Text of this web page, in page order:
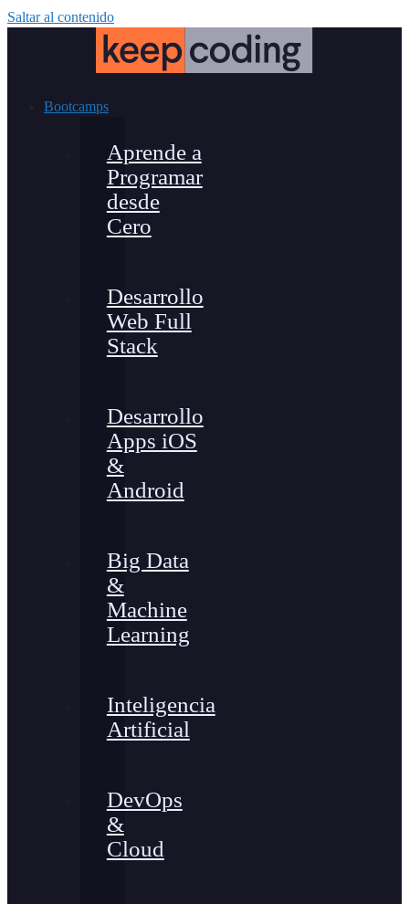
Saltar al contenido
Bootcamps
Aprende a
Programar
desde
Cero
Desarrollo
Web Full
Stack
Desarrollo
Apps iOS
&
Android
Big Data
&
Machine
Learning
Inteligencia
Artificial
DevOps
&
Cloud